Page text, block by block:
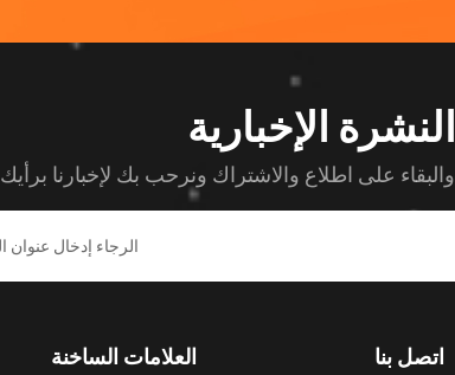
النشرة الإخبارية
على اطلاع والاشتراك ونرحب بك لإخبارنا برأيك
العلامات الساخنة اتصل بنا